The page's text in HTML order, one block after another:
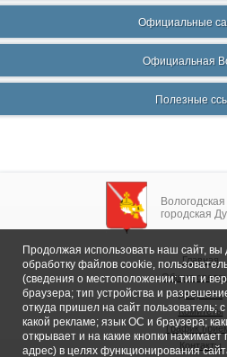
Официальные
Официальная
Полезные
Вологодская
городская
Главная
Общие
Депутаты
Комитеты
График
Контакты
Продолжая использовать наш сайт, вы
обработку файлов cookie,
(сведения о местоположении; тип и
браузера; тип устройства и
откуда пришел на сайт пользователь; с
какой рекламе; язык ОС и браузера;
открывает и на какие кнопки нажимает
адрес) в целях функционирования